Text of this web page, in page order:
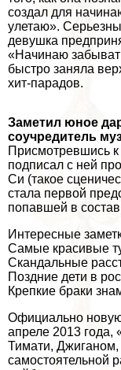
создал для
улетаю».
дeвyшка
«Начинаю
быстро заняла
хит-парадов.
Заметил юное
соучредитель
Присмотревшись
подписал с ней
Си (такое
стала первой
попавшей в
Интересные
Самые красивые
Скандальные
Поздние дети в
Крепкие бpaки
Официально новую
апреле 2013 года,
Тимати,
самостоятельной